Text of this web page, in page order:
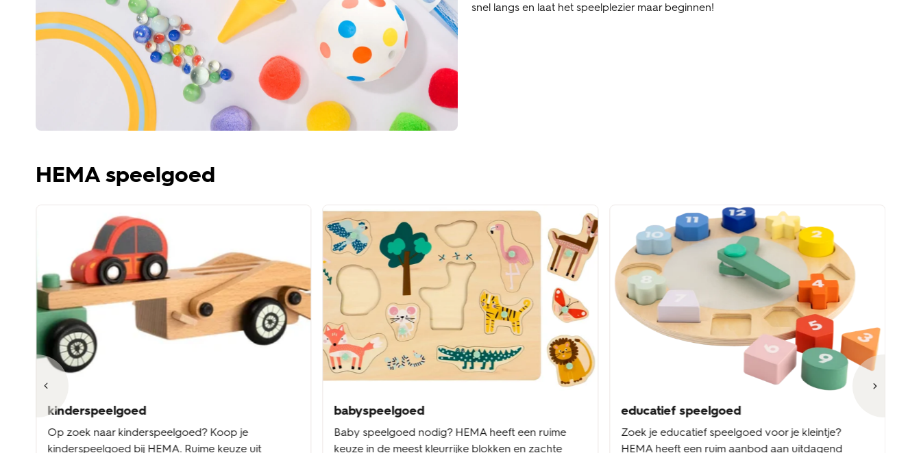
snel langs en laat het speelplezier maar beginnen!
HEMA speelgoed
kinderspeelgoed
Op zoek naar kinderspeelgoed? Koop je
kinderspeelgoed bij HEMA. Ruime keuze uit
babyspeelgoed
Baby speelgoed nodig? HEMA heeft een ruime
keuze in de meest kleurrijke blokken en zachte
educatief speelgoed
Zoek je educatief speelgoed voor je kleintje?
HEMA heeft een ruim aanbod aan uitdagend